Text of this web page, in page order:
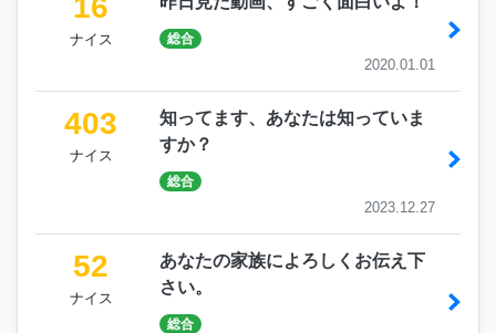
16
ナイス 総合
2020.01.01
403
ナイス
知ってます、あなたは知っていま
すか？
総合
2023.12.27
52
ナイス
あなたの家族によろしくお伝え下
さい。
総合